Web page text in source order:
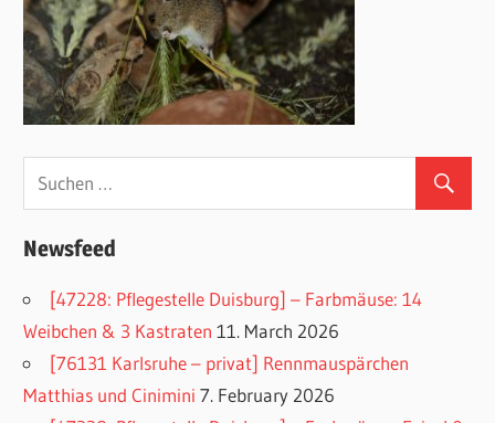
Newsfeed
[47228: Pflegestelle Duisburg] – Farbmäuse: 14
Weibchen & 3 Kastraten 11. March 2026
[76131 Karlsruhe – privat] Rennmauspärchen
Matthias und Cinimini 7. February 2026